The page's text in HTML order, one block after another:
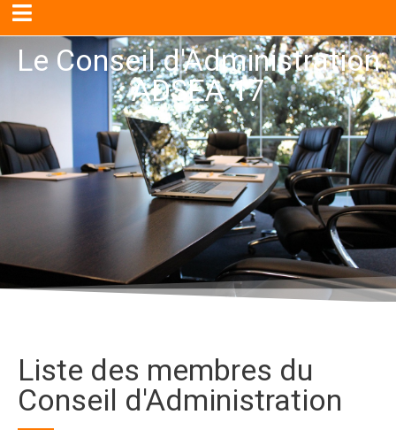
Accueil
Le Conseil d'Administration
ADSEA 17
Liste des membres du
Conseil d'Administration